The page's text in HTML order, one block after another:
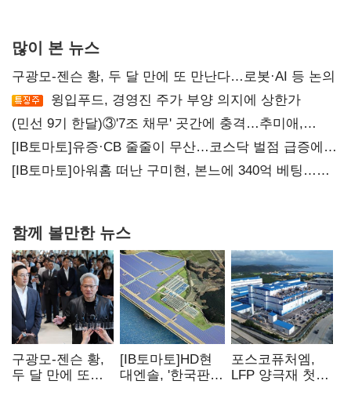
많이 본 뉴스
구광모-젠슨 황, 두 달 만에 또 만난다…로봇·AI 등 논의
윙입푸드, 경영진 주가 부양 의지에 상한가
(민선 9기 한달)③'7조 채무' 곳간에 충격…추미애,
20년만에 '비상재정' 선언 승부수
[IB토마토]유증·CB 줄줄이 무산…코스닥 벌점 급증에
상폐 압박
[IB토마토]아워홈 떠난 구미현, 본느에 340억 베팅…
함께 볼만한 뉴스
구광모-젠슨 황,
두 달 만에 또
[IB토마토]HD현
대엔솔, '한국판
포스코퓨처엠,
LFP 양극재 첫